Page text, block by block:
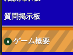
質問掲示板
ゲーム概要